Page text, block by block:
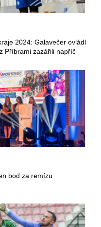
2024: Galavečer ovládl
Příbrami zazářili napříč
bod za remízu